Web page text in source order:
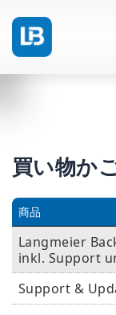
買い物か
商品
Langmeier
inkl. Support
Support &